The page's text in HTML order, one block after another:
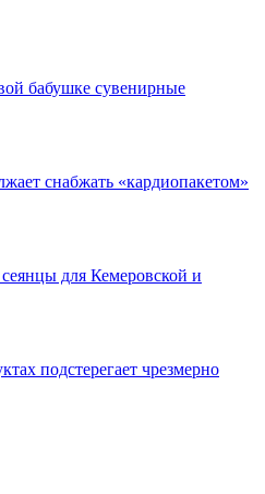
бабушке сувенирные
снабжать «кардиопакетом»
для Кемеровской и
подстерегает чрезмерно